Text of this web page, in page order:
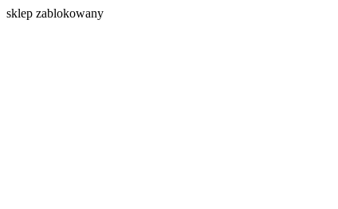
sklep zablokowany